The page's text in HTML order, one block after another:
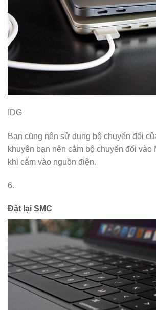
IDG
Bạn cũng nên sử dụng bộ chuyển đổi
khuyên bạn nên cắm bộ chuyển đổi
khi cắm vào nguồn điện.
6.
Đặt lại SMC